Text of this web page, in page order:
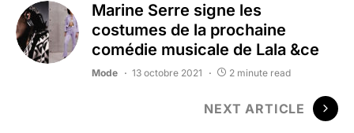
Marine Serre signe les
costumes de la prochaine
comédie musicale de Lala &ce
Mode 13 octobre 2021 2 minute read
NEXT ARTICLE